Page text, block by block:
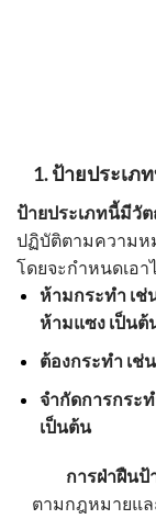
1.ป้ายประเภ
ป้ายประเภทนี้มีวั
ปฏิบัติตามความ
โดยจะกำหนดเอ
ห้ามกระทำ เช่
ห้ามแซงเป็นต้
ต้องกระทำ เช่น
จำกัดการกระ
เป็นต้น
การฝ่าฝืนป้
ตามกฎหมายแ